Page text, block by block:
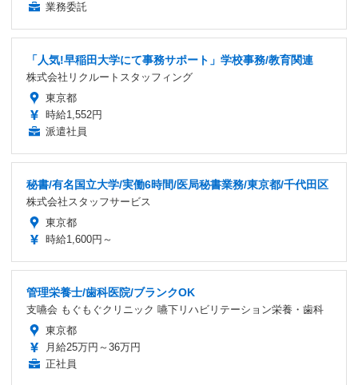
業務委託
「人気!早稲田大学にて事務サポート」学校事務/教育関連
株式会社リクルートスタッフィング
東京都
時給1,552円
派遣社員
秘書/有名国立大学/実働6時間/医局秘書業務/東京都/千代田区
株式会社スタッフサービス
東京都
時給1,600円～
管理栄養士/歯科医院/ブランクOK
支嚥会 もぐもぐクリニック 嚥下リハビリテーション栄養・歯科
東京都
月給25万円～36万円
正社員